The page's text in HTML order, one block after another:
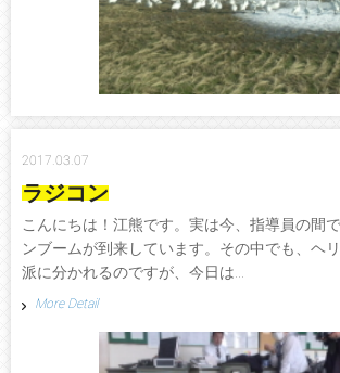
2017.03.07
ラジコン
こんにちは！江熊です。実は今、指導員の間
ンブームが到来しています。その中でも、ヘ
派に分かれるのですが、今日は...
More Detail